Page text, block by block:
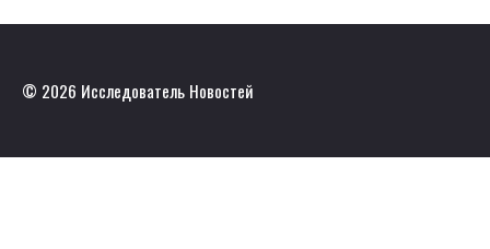
© 2026 Исследователь Новостей